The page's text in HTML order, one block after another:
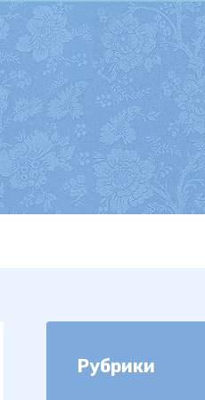
Рубрики